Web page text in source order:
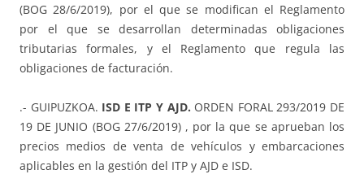
(BOG 28/6/2019), por el que se modifican el Reglamento
por el que se desarrollan determinadas obligaciones
tributarias formales, y el Reglamento que regula las
obligaciones de facturación.
.- GUIPUZKOA. ISD E ITP Y AJD. ORDEN FORAL 293/2019 DE
19 DE JUNIO (BOG 27/6/2019) , por la que se aprueban los
precios medios de venta de vehículos y embarcaciones
aplicables en la gestión del ITP y AJD e ISD.